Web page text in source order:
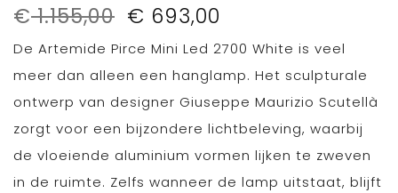
€1.155,00 Oorspronkelijke
was:
€ 1.155,00.
€ 693,00
is:
€ 693,00.
De Artemide Pirce Mini Led 2700 White is veel
meer dan alleen een hanglamp. Het sculpturale
ontwerp van designer Giuseppe Maurizio Scutellà
zorgt voor een bijzondere lichtbeleving, waarbij
de vloeiende aluminium vormen lijken te zweven
in de ruimte. Zelfs wanneer de lamp uitstaat, blijft